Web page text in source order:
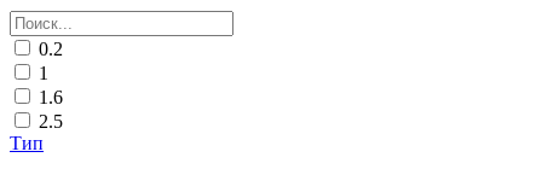
0.2
1
1.6
2.5
Тип